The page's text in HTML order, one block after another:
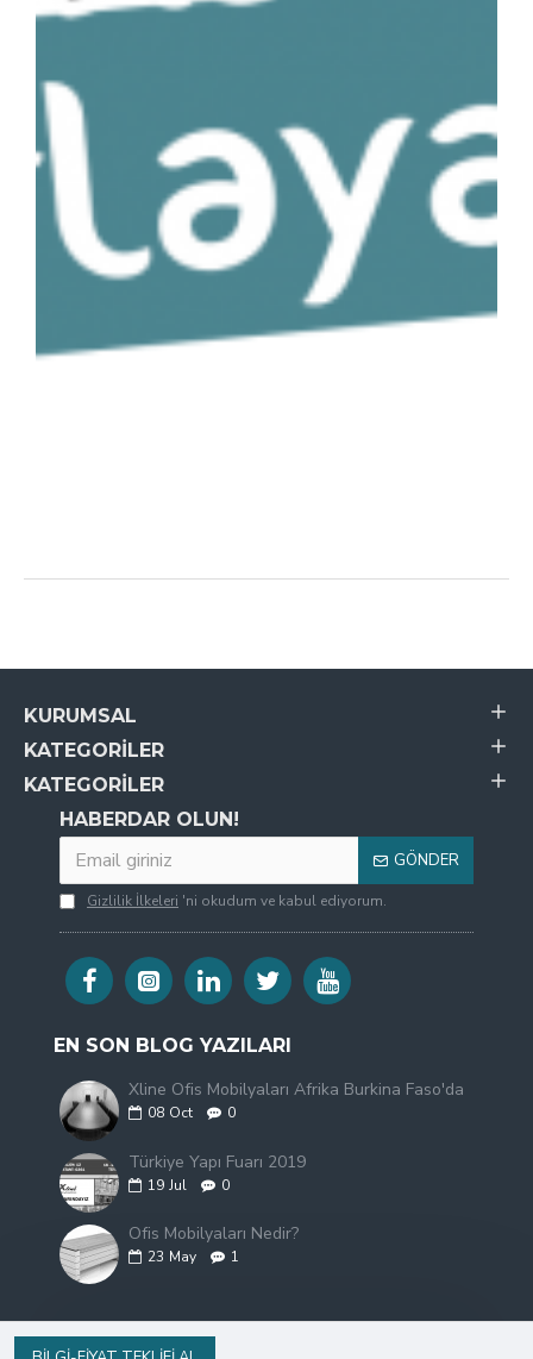
KURUMSAL
KATEGORILER
KATEGORILER
HABERDAR OLUN!
GÖNDER
Gizlilik İlkeleri 'ni okudum ve kabul ediyorum.
EN SON BLOG YAZILARI
Xline Ofis Mobilyaları Afrika Burkina Faso'da
08 Oct 0
Türkiye Yapı Fuarı 2019
19 Jul 0
Ofis Mobilyaları Nedir?
23 May 1